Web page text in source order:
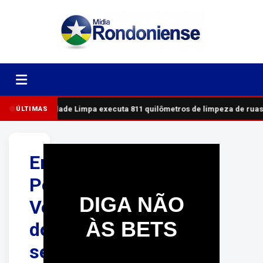
ÚLTIMASCidade Limpa executa 811 quilômetros de limpeza de
Enquanto
Porto
Velho
dorme,
servidores
DIGA NÃO
ÀS BETS